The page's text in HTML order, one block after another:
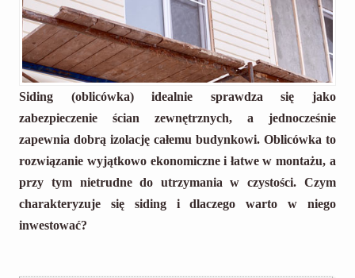
Siding (oblicówka) idealnie sprawdza się jako
zabezpieczenie ścian zewnętrznych, a jednocześnie
zapewnia dobrą izolację całemu budynkowi. Oblicówka to
rozwiązanie wyjątkowo ekonomiczne i łatwe w montażu, a
przy tym nietrudne do utrzymania w czystości. Czym
charakteryzuje się siding i dlaczego warto w niego
inwestować?